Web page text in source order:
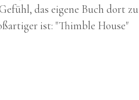
das eigene Buch dort zu
ist: "Thimble House"